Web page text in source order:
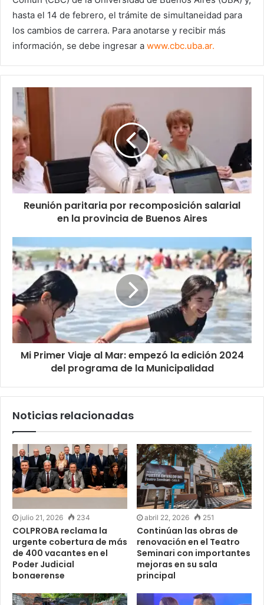
hasta el 14 de febrero, el trámite de simultaneidad para
los cambios de carrera. Para anotarse y recibir más
información, se debe ingresar a www.cbc.uba.ar.
Reunión paritaria por recomposición salarial
en la provincia de Buenos Aires
Mi Primer Viaje al Mar: empezó la edición 2024
del programa de la Municipalidad
Noticias relacionadas
julio 21, 2026 234
COLPROBA reclama la
urgente cobertura de más
de 400 vacantes en el
Poder Judicial
bonaerense
abril 22, 2026 251
Continúan las obras de
renovación en el Teatro
Seminari con importantes
mejoras en su sala
principal